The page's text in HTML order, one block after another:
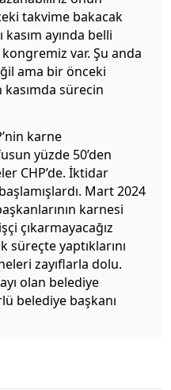
takvime bakacak
ayında belli
var. Şu anda
ama bir önceki
kasımda sürecin
karne
yüzde 50’den
CHP’de. İktidar
Mart 2024
karnesi
çıkarmayacağız
süreçte yaptıklarını
zayıflarla dolu.
olan belediye
belediye başkanı